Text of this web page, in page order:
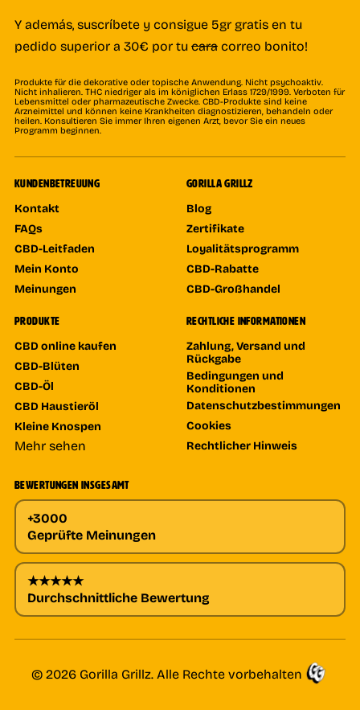
Y además, suscríbete y consigue 5gr gratis en tu
pedido superior a 30€ por tucaracorreo bonito!
Produkte für die dekorative oder topische Anwendung. Nicht psychoaktiv.
Nicht inhalieren. THC niedriger als im königlichen Erlass 1729/1999. Verboten für
Lebensmittel oder pharmazeutische Zwecke. CBD-Produkte sind keine
Arzneimittel und können keine Krankheiten diagnostizieren, behandeln oder
heilen. Konsultieren Sie immer Ihren eigenen Arzt, bevor Sie ein neues
Programm beginnen.
KUNDENBETREUUNG
Kontakt
FAQs
CBD-Leitfaden
Mein Konto
Meinungen
GORILLA GRILLZ
Blog
Zertifikate
Loyalitätsprogramm
CBD-Rabatte
CBD-Großhandel
PRODUKTE
CBD online kaufen
CBD-Blüten
CBD-Öl
CBD Haustieröl
Kleine Knospen
Mehr sehen
RECHTLICHE INFORMATIONEN
Zahlung, Versand und
Rückgabe
Bedingungen und
Konditionen
Datenschutzbestimmungen
Cookies
Rechtlicher Hinweis
BEWERTUNGEN INSGESAMT
+3000
Geprüfte Meinungen
★★★★★
Durchschnittliche Bewertung
© 2026 Gorilla Grillz. Alle Rechte vorbehalten